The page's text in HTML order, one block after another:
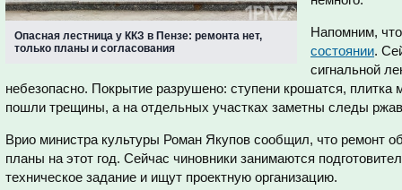
Опасная лестница у ККЗ в Пензе: ремонта нет,
только планы и согласования
Напомним,
состоянии.
сигнальной
небезопасно. Покрытие разрушено: ступени крошатся, плитка
пошли трещины, а на отдельных участках заметны следы
Врио министра культуры Роман Якупов сообщил, что ремонт
планы на этот год. Сейчас чиновники занимаются
техническое задание и ищут проектную организацию.